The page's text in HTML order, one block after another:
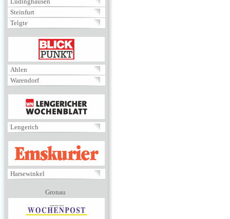
Steinfurt
Telgte
BLICKPUNKT
Ahlen
Warendorf
MENÜ
Lengerich
EMSKURIER
Harsewinkel
Gronau